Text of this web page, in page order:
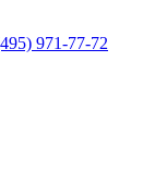
971-77-72